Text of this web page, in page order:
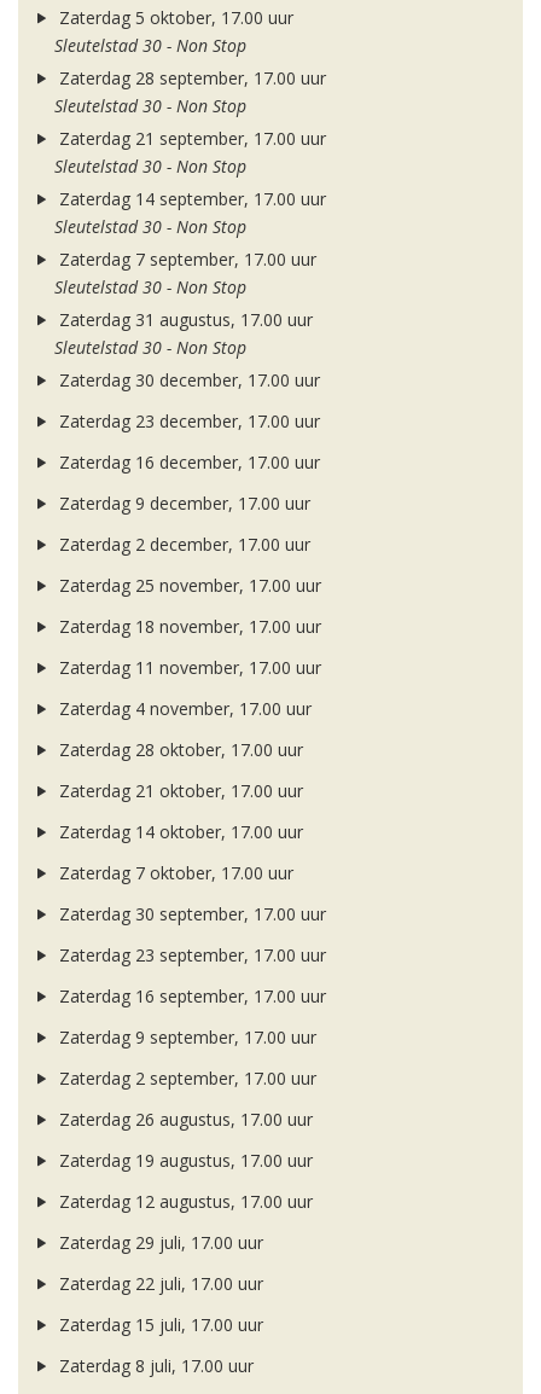
Zaterdag 5 oktober, 17.00 uur
Sleutelstad 30 - Non Stop
Zaterdag 28 september, 17.00 uur
Sleutelstad 30 - Non Stop
Zaterdag 21 september, 17.00 uur
Sleutelstad 30 - Non Stop
Zaterdag 14 september, 17.00 uur
Sleutelstad 30 - Non Stop
Zaterdag 7 september, 17.00 uur
Sleutelstad 30 - Non Stop
Zaterdag 31 augustus, 17.00 uur
Sleutelstad 30 - Non Stop
Zaterdag 30 december, 17.00 uur
Zaterdag 23 december, 17.00 uur
Zaterdag 16 december, 17.00 uur
Zaterdag 9 december, 17.00 uur
Zaterdag 2 december, 17.00 uur
Zaterdag 25 november, 17.00 uur
Zaterdag 18 november, 17.00 uur
Zaterdag 11 november, 17.00 uur
Zaterdag 4 november, 17.00 uur
Zaterdag 28 oktober, 17.00 uur
Zaterdag 21 oktober, 17.00 uur
Zaterdag 14 oktober, 17.00 uur
Zaterdag 7 oktober, 17.00 uur
Zaterdag 30 september, 17.00 uur
Zaterdag 23 september, 17.00 uur
Zaterdag 16 september, 17.00 uur
Zaterdag 9 september, 17.00 uur
Zaterdag 2 september, 17.00 uur
Zaterdag 26 augustus, 17.00 uur
Zaterdag 19 augustus, 17.00 uur
Zaterdag 12 augustus, 17.00 uur
Zaterdag 29 juli, 17.00 uur
Zaterdag 22 juli, 17.00 uur
Zaterdag 15 juli, 17.00 uur
Zaterdag 8 juli, 17.00 uur